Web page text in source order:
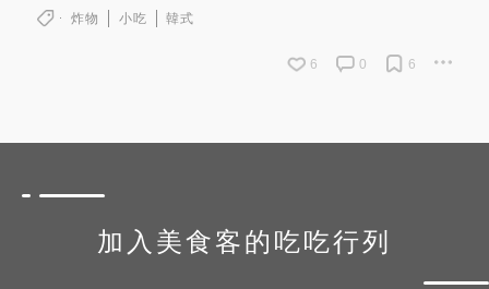
炸物 小吃 韓式
6 0 6
加入美食客的吃吃行列